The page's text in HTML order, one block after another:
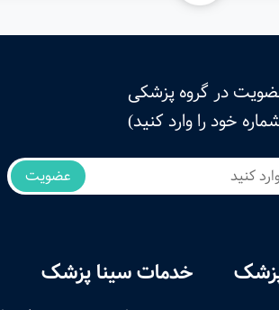
در گروه پزشکی
خود را وارد کنید)
عضویت
خدمات سینا پزشک